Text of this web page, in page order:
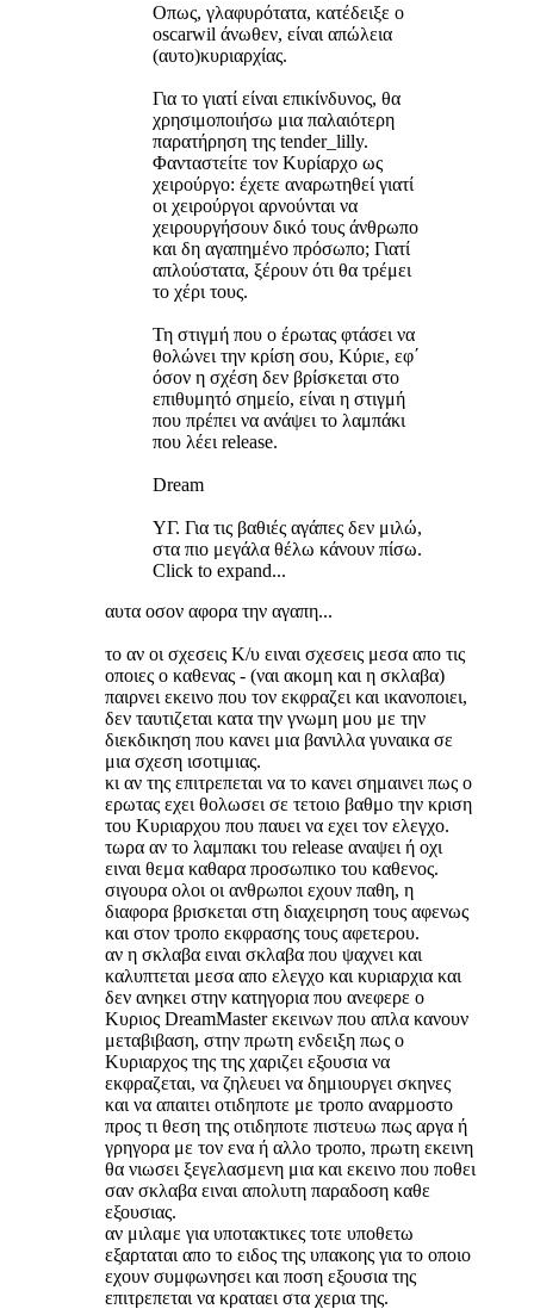
Οπως, γλαφυρότατα, κατέδειξε ο
oscarwil άνωθεν, είναι απώλεια
(αυτο)κυριαρχίας.
Για το γιατί είναι επικίνδυνος, θα
χρησιμοποιήσω μια παλαιότερη
παρατήρηση της tender_lilly.
Φανταστείτε τον Κυρίαρχο ως
χειρούργο: έχετε αναρωτηθεί γιατί
οι χειρούργοι αρνούνται να
χειρουργήσουν δικό τους άνθρωπο
και δη αγαπημένο πρόσωπο; Γιατί
απλούστατα, ξέρουν ότι θα τρέμει
το χέρι τους.
Τη στιγμή που ο έρωτας φτάσει να
θολώνει την κρίση σου, Κύριε, εφ΄
όσον η σχέση δεν βρίσκεται στο
επιθυμητό σημείο, είναι η στιγμή
που πρέπει να ανάψει το λαμπάκι
που λέει release.
Dream
ΥΓ. Για τις βαθιές αγάπες δεν μιλώ,
στα πιο μεγάλα θέλω κάνουν πίσω.
Click to expand...
αυτα οσον αφορα την αγαπη...
το αν οι σχεσεις Κ/υ ειναι σχεσεις μεσα απο τις
οποιες ο καθενας - (ναι ακομη και η σκλαβα)
παιρνει εκεινο που τον εκφραζει και ικανοποιει,
δεν ταυτιζεται κατα την γνωμη μου με την
διεκδικηση που κανει μια βανιλλα γυναικα σε
μια σχεση ισοτιμιας.
κι αν της επιτρεπεται να το κανει σημαινει πως ο
ερωτας εχει θολωσει σε τετοιο βαθμο την κριση
του Κυριαρχου που παυει να εχει τον ελεγχο.
τωρα αν το λαμπακι του release αναψει ή οχι
ειναι θεμα καθαρα προσωπικο του καθενος.
σιγουρα ολοι οι ανθρωποι εχουν παθη, η
διαφορα βρισκεται στη διαχειρηση τους αφενως
και στον τροπο εκφρασης τους αφετερου.
αν η σκλαβα ειναι σκλαβα που ψαχνει και
καλυπτεται μεσα απο ελεγχο και κυριαρχια και
δεν ανηκει στην κατηγορια που ανεφερε ο
Κυριος DreamMaster εκεινων που απλα κανουν
μεταβιβαση, στην πρωτη ενδειξη πως ο
Κυριαρχος της της χαριζει εξουσια να
εκφραζεται, να ζηλευει να δημιουργει σκηνες
και να απαιτει οτιδηποτε με τροπο αναρμοστο
προς τι θεση της οτιδηποτε πιστευω πως αργα ή
γρηγορα με τον ενα ή αλλο τροπο, πρωτη εκεινη
θα νιωσει ξεγελασμενη μια και εκεινο που ποθει
σαν σκλαβα ειναι απολυτη παραδοση καθε
εξουσιας.
αν μιλαμε για υποτακτικες τοτε υποθετω
εξαρταται απο το ειδος της υπακοης για το οποιο
εχουν συμφωνησει και ποση εξουσια της
επιτρεπεται να κραταει στα χερια της.